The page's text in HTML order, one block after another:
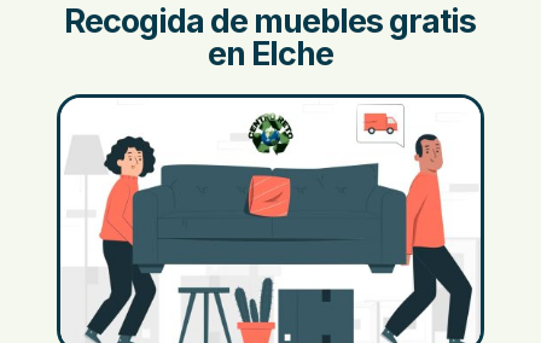
Recogida de muebles gratis
en Elche